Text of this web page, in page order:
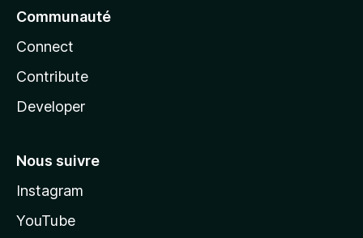
Communauté
Connect
Contribute
Developer
Nous suivre
Instagram
YouTube